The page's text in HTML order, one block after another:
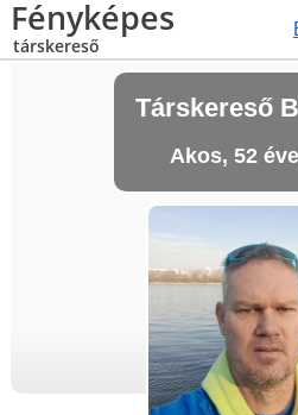
Fényképes
társkereső
Társkereső
Akos, 52